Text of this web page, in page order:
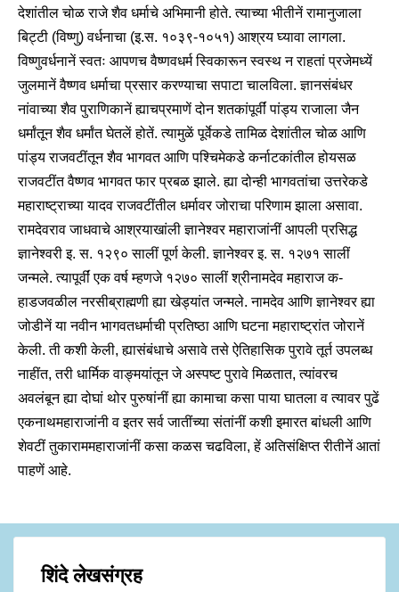
देशांतील चोळ राजे शैव धर्माचे अभिमानी होते. त्याच्या भीतीनें रामानुजाला
बिट्टी (विष्णु) वर्धनाचा (इ.स. १०३९-१०५१) आश्रय घ्यावा लागला.
विष्णुवर्धनानें स्वतः आपणच वैष्णवधर्म स्विकारून स्वस्थ न राहतां प्रजेमध्यें
जुलमानें वैष्णव धर्माचा प्रसार करण्याचा सपाटा चालविला. ज्ञानसंबंधर
नांवाच्या शैव पुराणिकानें ह्याचप्रमाणें दोन शतकांपूर्वीं पांड्य राजाला जैन
धर्मांतून शैव धर्मांत घेतलें होतें. त्यामुळें पूर्वेकडे तामिळ देशांतील चोळ आणि
पांड्य राजवटींतून शैव भागवत आणि पश्चिमेकडे कर्नाटकांतील होयसळ
राजवटींत वैष्णव भागवत फार प्रबळ झाले. ह्या दोन्ही भागवतांचा उत्तरेकडे
महाराष्ट्राच्या यादव राजवटींतील धर्मावर जोराचा परिणाम झाला असावा.
रामदेवराव जाधवाचे आश्रयाखांली ज्ञानेश्वर महाराजांनीं आपली प्रसिद्ध
ज्ञानेश्वरी इ. स. १२९० सालीं पूर्ण केली. ज्ञानेश्वर इ. स. १२७१ सालीं
जन्मले. त्यापूर्वीं एक वर्ष म्हणजे १२७० सालीं श्रीनामदेव महाराज क-
हाडजवळील नरसीब्राह्मणी ह्या खेड्यांत जन्मले. नामदेव आणि ज्ञानेश्वर ह्या
जोडीनें या नवीन भागवतधर्माची प्रतिष्ठा आणि घटना महाराष्ट्रांत जोरानें
केली. ती कशी केली, ह्यासंबंधाचे असावे तसे ऐतिहासिक पुरावे तूर्त उपलब्ध
नाहींत, तरी धार्मिक वाङ्मयांतून जे अस्पष्ट पुरावे मिळतात, त्यांवरच
अवलंबून ह्या दोघां थोर पुरुषांनीं ह्या कामाचा कसा पाया घातला व त्यावर पुढें
एकनाथमहाराजांनी व इतर सर्व जातींच्या संतांनीं कशी इमारत बांधली आणि
शेवटीं तुकाराममहाराजांनीं कसा कळस चढविला, हें अतिसंक्षिप्त रीतीनें आतां
पाहणें आहे.
शिंदे लेखसंग्रह